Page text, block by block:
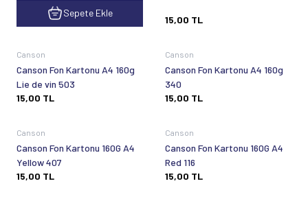
Sepete Ekle
15,00 TL
Canson
Canson Fon Kartonu A4 160g
Lie de vin 503
15,00 TL
Canson
Canson Fon Kartonu A4 160g
340
15,00 TL
Canson
Canson Fon Kartonu 160G A4
Yellow 407
15,00 TL
Canson
Canson Fon Kartonu 160G A4
Red 116
15,00 TL